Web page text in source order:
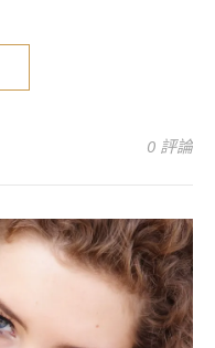
0 評論